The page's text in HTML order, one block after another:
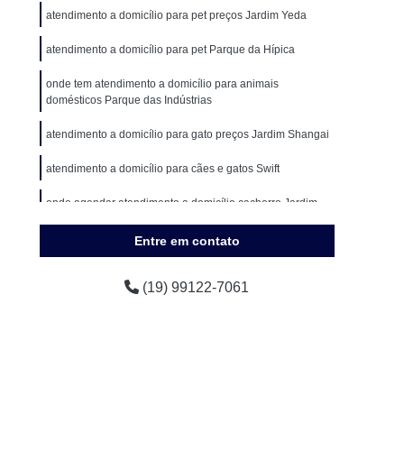
Clínica Veterinária de Cães e Gatos
Popular
São Paulo
Campinas
Consulta Veterinária de Gatos
Consulta Veterinária para Animais
Consulta Veterinária para Cachorro
Consulta Veterinária para Gato
Consulta Veterinária São Paulo
Exames Laboratoriais para Animal
atendimento a domicílio para pet preços Jardim Yeda
atendimento a domicílio para pet Parque da Hípica
onde tem atendimento a domicílio para animais
domésticos Parque das Indústrias
atendimento a domicílio para gato preços Jardim Shangai
atendimento a domicílio para cães e gatos Swift
onde agendar atendimento a domicílio cachorro Jardim
Entre em contato
(19) 99122-7061